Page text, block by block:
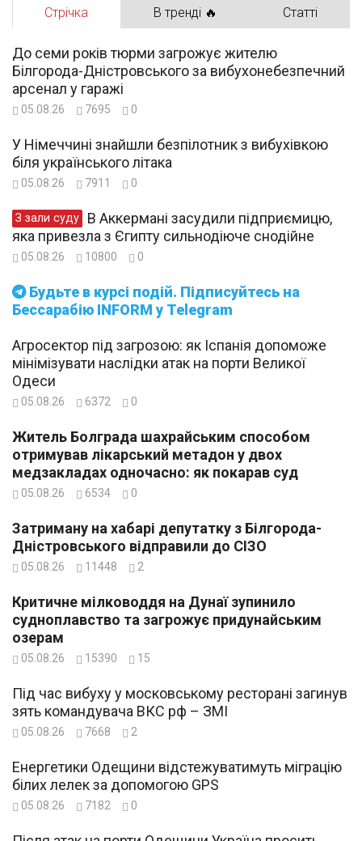
Стрічка В тренді 🔥 Статті
Будьте в курсі подій. Підписуйтесь на
Бессарабію INFORM у Telegram
До семи років тюрми загрожує жителю
Білгорода-Дністровського за вибухонебезпечний
арсенал у гаражі
05.08.26 7695 0
У Німеччині знайшли безпілотник з вибухівкою
біля українського літака
05.08.26 7911 0
З зали суду
яка привезла з Єгипту сильнодіюче снодійне
05.08.26 10800 0
Агросектор під загрозою: як Іспанія допоможе
мінімізувати наслідки атак на порти Великої
Одеси
05.08.26 6372 0
Житель Болграда шахрайським способом
отримував лікарський метадон у двох
медзакладах одночасно: як покарав суд
05.08.26 6534 0
Затриману на хабарі депутатку з Білгорода-
Дністровського відправили до СІЗО
05.08.26 11448 2
Критичне мілководдя на Дунаї зупинило
судноплавство та загрожує придунайським
озерам
05.08.26 15390 15
Під час вибуху у московському ресторані загинув
зять командувача ВКС рф – ЗМІ
05.08.26 7668 2
Енергетики Одещини відстежуватимуть міграцію
білих лелек за допомогою GPS
05.08.26 7182 0